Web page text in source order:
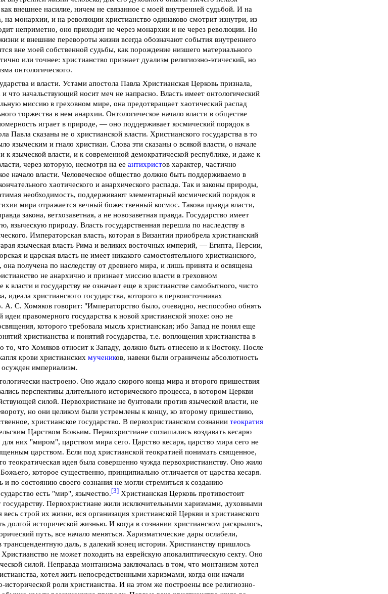
внешнее насилие, ничем не связанное с моей внутренней судьбой. И на
на монархии, и на революции христианство одинаково смотрит изнутри, из
неприметно, оно приходит не через монархии и не через революции. Но
и внешние перевороты жизни всегда обозначают события внутреннего
вне моей собственной судьбы, как порождение низшего материального
или точнее: христианство признает дуализм религиозно-этический, но
онтологического.
и власти. Устами апостола Павла Христианская Церковь признала,
и что начальствующий носит меч не напрасно. Власть имеет онтологический
миссию в греховном мире, она предотвращает хаотический распад
торжества в нем анархии. Онтологическое начало власти в обществе
играет в природе, — оно поддерживает космический порядок в
Павла сказаны не о христианской власти. Христианского государства в то
языческим и гнало христиан. Слова эти сказаны о всякой власти, о начале
к языческой власти, и к современной демократической республике, и даже к
через которую, несмотря на ее антихристов характер, частично
начало власти. Человеческое общество должно быть поддерживаемо в
хаотического и анархического распада. Так и законы природы,
необходимость, поддерживают элементарный космический порядок в
мира отражается вечный божественный космос. Такова правда власти,
закона, ветхозаветная, а не новозаветная правда. Государство имеет
языческую природу. Власть государственная перешла по наследству в
Императорская власть, которая в Византии приобрела христианский
языческая власть Рима и великих восточных империй, — Египта, Персии,
и царская власть не имеет никакого самостоятельного христианского,
она получена по наследству от древнего мира, и лишь принята и освящена
не анархично и признает миссию власти в греховном
к власти и государству не означает еще в христианстве самобытного, чисто
идеала христианского государства, которого в первоисточниках
А. С. Хомяков говорит: "Императорство было, очевидно, неспособно обнять
правомерного государства к новой христианской эпохе: оно не
которого требовала мысль христианская; ибо Запад не понял еще
христианства и понятий государства, т.е. воплощения христианства в
то, что Хомяков относит к Западу, должно быть отнесено и к Востоку. После
крови христианских мучеников, навеки были ограничены абсолютность
осужден империализм.
настроено. Оно ждало скорого конца мира и второго пришествия
перспективы длительного исторического процесса, в котором Церкви
силой. Первохристиане не бунтовали против языческой власти, не
но они целиком были устремлены к концу, ко второму пришествию,
христианское государство. В первохристианском сознании теократия
Царством Божьим. Первохристиане соглашались воздавать кесарю
для них "миром", царством мира сего. Царство кесаря, царство мира сего не
царством. Если под христианской теократией понимать священное,
теократическая идея была совершенно чужда первохристианству. Оно жило
которое существенно, принципиально отличается от царства кесаря.
и по состоянию своего сознания не могли стремиться к созданию
есть "мир", язычество.[3] Христианская Церковь противостоит
государству. Первохристиане жили исключительными харизмами, духовными
строй их жизни, вся организация христианской Церкви и христианского
долгой исторической жизнью. И когда в сознании христианском раскрылось,
путь, все начало меняться. Харизматические дары ослабели,
даль, в далекий конец истории. Христианству пришлось
не может походить на еврейскую апокалиптическую секту. Оно
силой. Неправда монтанизма заключалась в том, что монтанизм хотел
хотел жить непосредственными харизмами, когда они начали
исторической роли христианства. И на этом же построены все религиозно-